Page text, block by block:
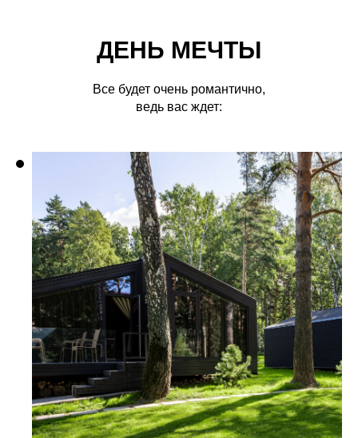
ДЕНЬ МЕЧТЫ
Все будет очень романтично,
ведь вас ждет: